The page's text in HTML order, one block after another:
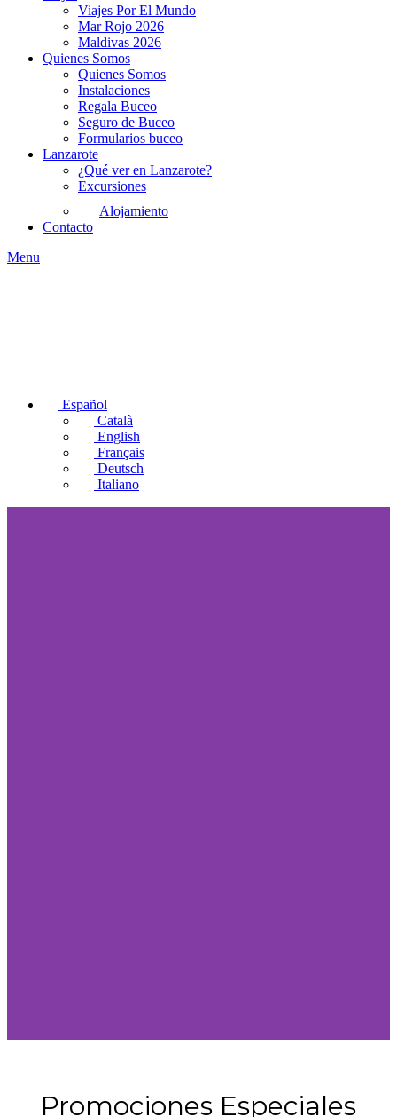
Viajes Por El Mundo
Mar Rojo 2026
Maldivas 2026
Quienes Somos
Quienes Somos
Instalaciones
Regala Buceo
Seguro de Buceo
Formularios buceo
Lanzarote
¿Qué ver en Lanzarote?
Excursiones
Alojamiento
Contacto
Menu
Español
Català
English
Français
Deutsch
Italiano
Promociones Especiales